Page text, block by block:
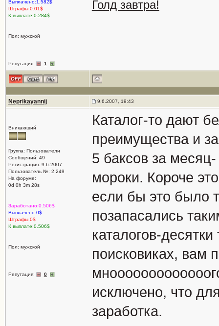
Выплачено:1.582$
Штрафы:0.01$
К выплате:0.284$
Пол: мужской
Репутация: 1
Голд завтра!
Neprikayannij 9.6.2007, 19:43
Вникающий
Группа: Пользователи
Сообщений: 49
Регистрация: 9.6.2007
Пользователь №: 2 249
На форуме:
0d 0h 3m 28s
Заработано:0.506$
Выплачено:0$
Штрафы:0$
К выплате:0.506$
Пол: мужской
Репутация: 0
Каталог-то дают
преимущества и
5 баксов за
мороки. Короче
если бы это было
позапасались
каталогов-
поисковиках, вам
исключено, что
заработка.